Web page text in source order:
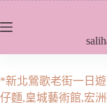
至
內
容
*新北鶯歌老街一日
仔麵,皇城藝術館,宏